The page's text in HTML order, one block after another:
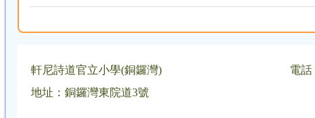
軒尼詩道官立小學(銅鑼灣)
電話
地址：銅鑼灣東院道3號